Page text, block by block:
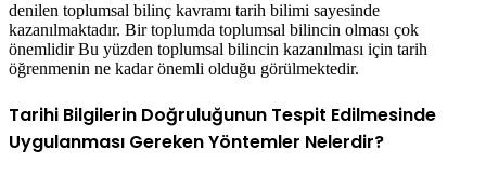
denilen toplumsal bilinç kavramı tarih bilimi sayesinde
kazanılmaktadır. Bir toplumda toplumsal bilincin olması çok
önemlidir Bu yüzden toplumsal bilincin kazanılması için tarih
öğrenmenin ne kadar önemli olduğu görülmektedir.
Tarihi Bilgilerin Doğruluğunun Tespit Edilmesinde
Uygulanması Gereken Yöntemler Nelerdir?